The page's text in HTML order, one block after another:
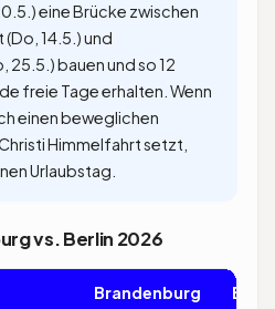
eine Brücke zwischen
14.5.) und
25.5.) bauen und so 12
freie Tage erhalten. Wenn
einen beweglichen
Himmelfahrt setzt,
Urlaubstag.
vs. Berlin 2026
Brandenburg